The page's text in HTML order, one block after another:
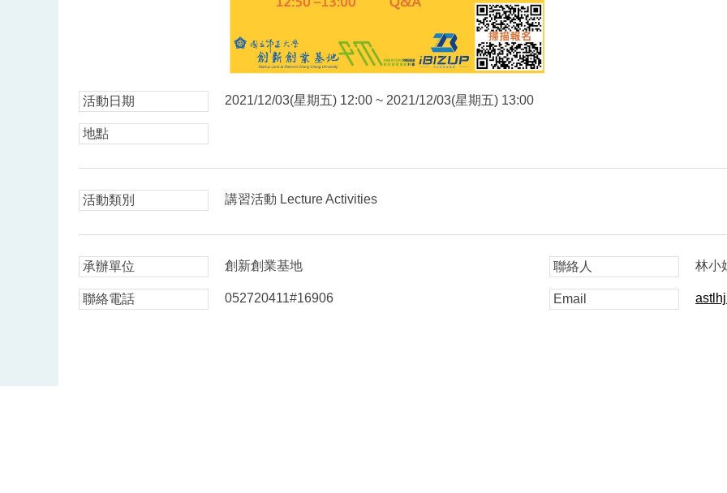
活動日期 2021/12/03(星期五) 12:00 ~ 2021/12/03(星期五) 13:00
地點
活動類別 講習活動 Lecture Activities
承辦單位 創新創業基地 聯絡人 林小
聯絡電話 052720411#16906 Email